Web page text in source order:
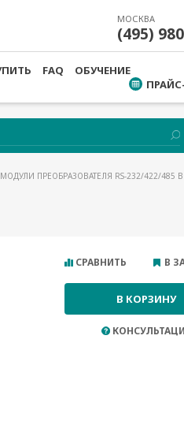
МОСКВА
(495)
FAQ
ОБУЧЕНИЕ
МОДУЛИ ПРЕОБРАЗОВАТЕЛЯ RS-232/422/
СРАВНИТЬ В
В КОРЗИНУ